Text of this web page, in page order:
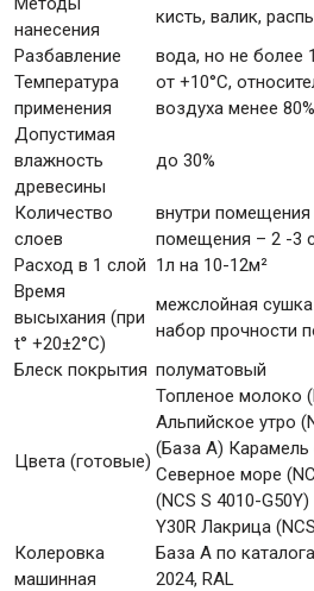
нанесения
кисть, валик,
Разбавление
вода, но не более
Температура
применения
от +10°С,
воздуха менее 80%
Допустимая
влажность
древесины
до 30%
Количество
слоев
внутри
помещения – 2 -3
Расход в 1 слой 1л на 10-12м²
Время
высыхания (при
t° +20±2°C)
межслойная
набор прочности
Блеск покрытия полуматовый
Цвета (готовые)
Топленое молоко
Альпийское утро
(База А) Карамель
Северное море
(NCS S 4010-
Y30R Лакрица
Колеровка
машинная
База А по
2024, RAL